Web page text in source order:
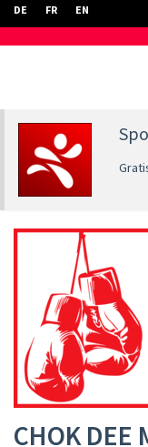
DE FR EN
CHOK DEE